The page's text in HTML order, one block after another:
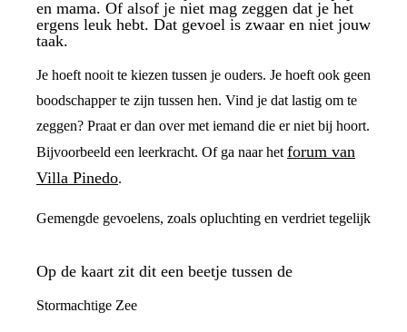
en mama. Of alsof je niet mag zeggen dat je het
ergens leuk hebt. Dat gevoel is zwaar en niet jouw
taak.
Je hoeft nooit te kiezen tussen je ouders. Je hoeft ook geen
boodschapper te zijn tussen hen. Vind je dat lastig om te
zeggen? Praat er dan over met iemand die er niet bij hoort.
Bijvoorbeeld een leerkracht. Of ga naar het forum van
Villa Pinedo.
Gemengde gevoelens, zoals opluchting en verdriet tegelijk
Op de kaart zit dit een beetje tussen de
Stormachtige Zee